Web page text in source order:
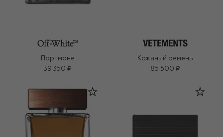
Портмоне
39 350 ₽
Кожаный ремень
85 500 ₽